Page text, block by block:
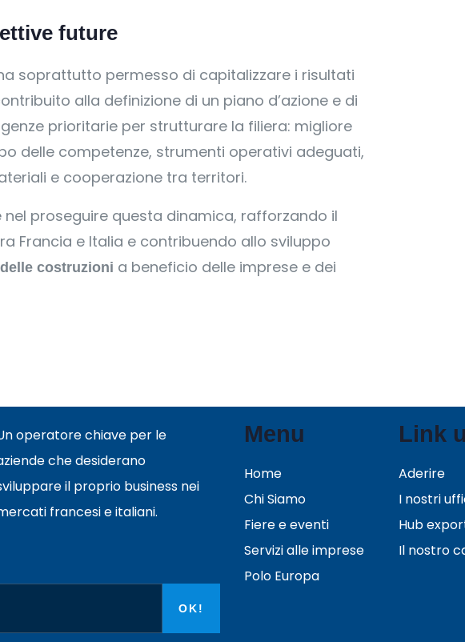
future
soprattutto permesso di capitalizzare i risultati
alla definizione di un piano d’azione e di
prioritarie per strutturare la filiera: migliore
delle competenze, strumenti operativi adeguati,
e cooperazione tra territori.
nel proseguire questa dinamica, rafforzando il
Francia e Italia e contribuendo allo sviluppo
costruzioni a beneficio delle imprese e dei
operatore chiave per le
che desiderano
il proprio business nei
francesi e italiani.
Menu
Home
Chi Siamo
Fiere e eventi
Servizi alle imprese
Polo Europa
Link
Aderire
I nostri
Hub
Il nostro